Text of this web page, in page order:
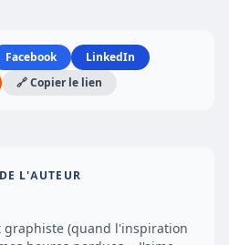
Facebook
LinkedIn
🔗 Copier le lien
L'AUTEUR
graphiste (quand l'inspiration